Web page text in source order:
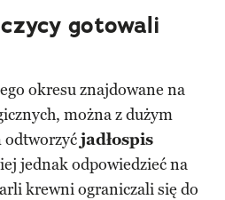
gotowali
okresu znajdowane na
można z dużym
odtworzyćjadłospis
jednak odpowiedzieć na
krewni ograniczali się do